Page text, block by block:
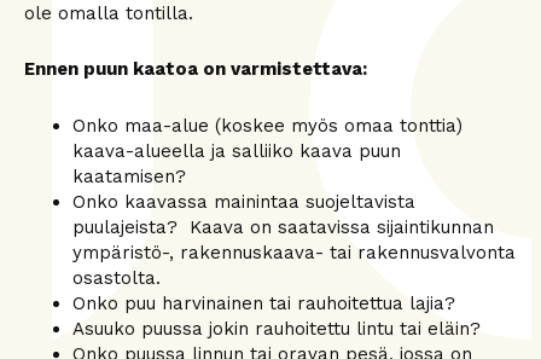
ole omalla tontilla.
Ennen puun kaatoa on varmistettava:
Onko maa-alue (koskee myös omaa tonttia)
kaava-alueella ja salliiko kaava puun
kaatamisen?
Onko kaavassa mainintaa suojeltavista
puulajeista? Kaava on saatavissa sijaintikunnan
ympäristö-, rakennuskaava- tai rakennusvalvonta
osastolta.
Onko puu harvinainen tai rauhoitettua lajia?
Asuuko puussa jokin rauhoitettu lintu tai eläin?
Onko puussa linnun tai oravan pesä, jossa on